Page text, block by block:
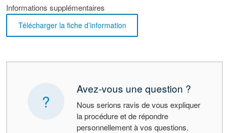
Informations supplémentaires
Télécharger la fiche d’information
?
Avez-vous une question ?
Nous serions ravis de vous expliquer
la procédure et de répondre
personnellement à vos questions.